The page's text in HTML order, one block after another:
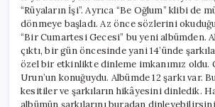
“Rüyaların İşi”. Ayrıca “Be Oğlum” klibi de
dönmeye başladı. Az önce sözlerini
“Bir Cumartesi Gecesi” bu yeni albümden.
çıktı, bir gün öncesinde yani 14’ünde
özel bir etkinlikte dinleme imkanımız oldu.
Urun’un konuğuydu. Albümde 12 şarkı var.
kesitiler ve şarkıların hikâyesini dinledik.
albümün şarkılarını buradan